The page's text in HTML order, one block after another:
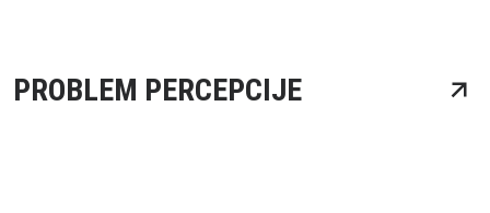
PROBLEM PERCEPCIJE